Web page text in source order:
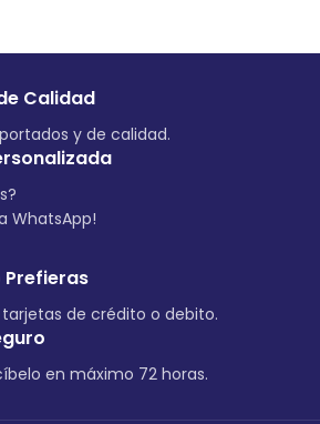
Calidad
y de calidad.
WhatsApp!
Prefieras
de crédito o debito.
en máximo 72 horas.